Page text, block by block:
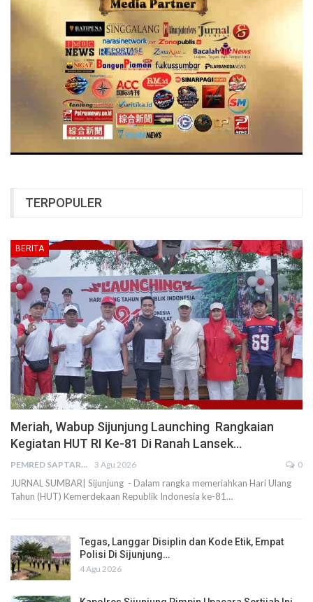
TERPOPULER
BERITA
Meriah, Wabup Sijunjung Launching Rangkaian
Kegiatan HUT RI Ke-81 Di Ranah Lansek…
PEMRED SAPTARIUS 3 Agu 2026 0
JURNAL SUMBAR| Sijunjung - Dalam rangka memeriahkan Hari Ulang
Tahun (HUT) Kemerdekaan Republik Indonesia ke-81…
Tegas, Langgar Disiplin dan Kode Etik, Empat
Polisi Di Sijunjung…
4 Agu 2026